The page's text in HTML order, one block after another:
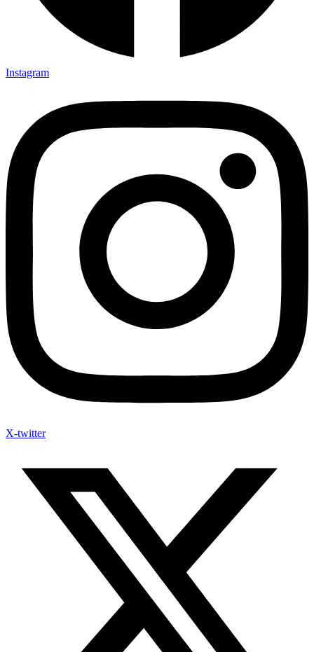
Instagram
X-twitter